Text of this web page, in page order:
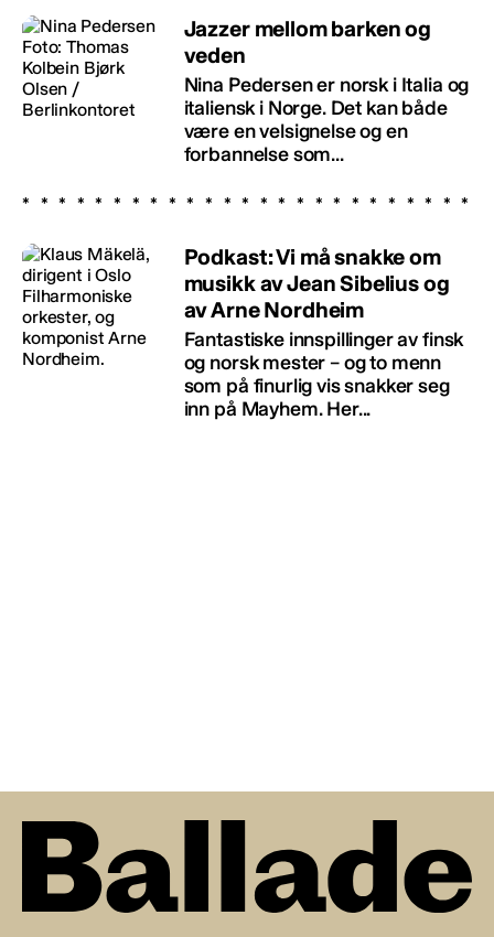
Jazzer mellom barken og
veden
Nina Pedersen er norsk i Italia og
italiensk i Norge. Det kan både
være en velsignelse og en
forbannelse som...
Podkast: Vi må snakke om
musikk av Jean Sibelius og
av Arne Nordheim
Fantastiske innspillinger av finsk
og norsk mester – og to menn
som på finurlig vis snakker seg
inn på Mayhem. Her...